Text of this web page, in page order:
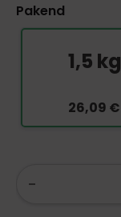
Pakend
1,5 kg
26,09 €